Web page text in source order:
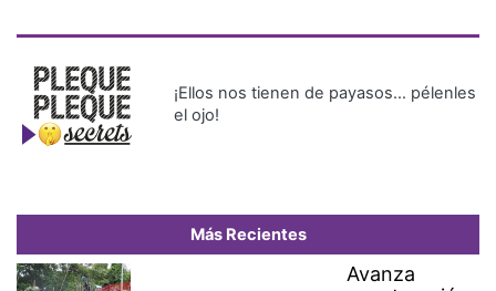
el ojo!
Más Recientes
Avanza
construcción